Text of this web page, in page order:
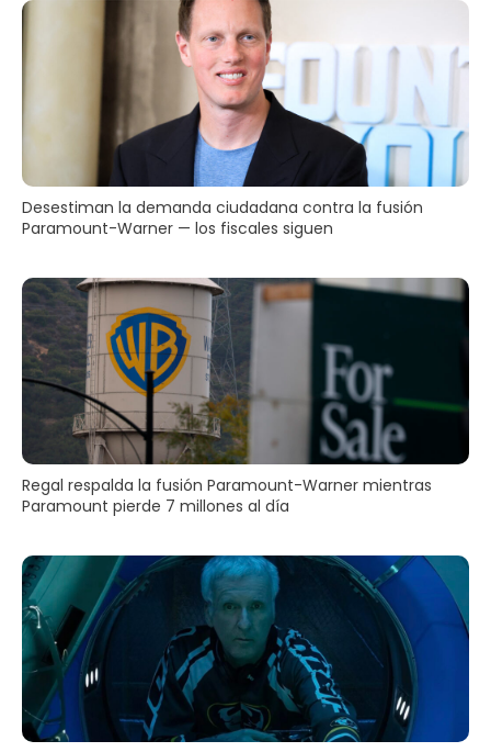
Desestiman la demanda ciudadana contra la fusión
Paramount-Warner — los fiscales siguen
Regal respalda la fusión Paramount-Warner mientras
Paramount pierde 7 millones al día